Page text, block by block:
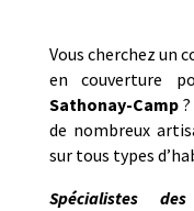
Vous cherchez un
en couverture
Sathonay-Camp?
de nombreux
sur tous types
Spécialistes